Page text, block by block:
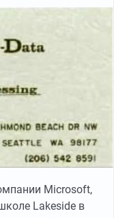
Microsoft,
Lakeside в